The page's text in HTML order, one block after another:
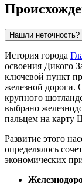
Нашли неточность?
История города
освоения Дикого
ключевой пункт
железной дороги.
крупного
выбрано
пальцем на карту
Развитие этого
определялось
экономических